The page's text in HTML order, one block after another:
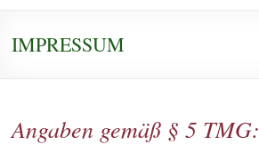
IMPRESSUM
Angaben gemäß § 5 TMG: